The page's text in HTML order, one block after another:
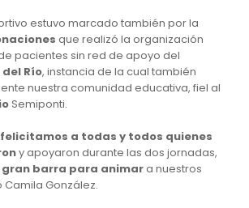
estuvo marcado también por la
que realizó la organización
pacientes sin red de apoyo del
Río, instancia de la cual también
nuestra comunidad educativa, fiel al
Semiponti.
felicitamos a todas y todos quienes
y apoyaron durante las dos jornadas,
gran barra para animara nuestros
González.